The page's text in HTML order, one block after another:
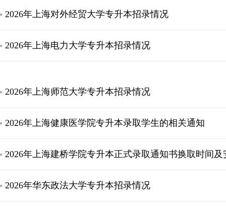
2026年上海对外经贸大学专升本招录情况
2026年上海电力大学专升本招录情况
2026年上海师范大学专升本招录情况
2026年上海健康医学院专升本录取学生的相关通知
2026年上海建桥学院专升本正式录取通知书换取时间及
2026年华东政法大学专升本招录情况